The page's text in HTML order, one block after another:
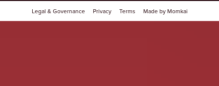
Legal & Governance Privacy Terms Made by Momkai